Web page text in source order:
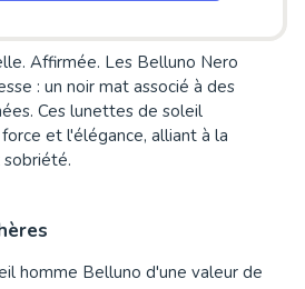
Affirmée. Les Belluno Nero
: un noir mat associé à des
Ces lunettes de soleil
et l'élégance, alliant à la
homme Belluno d'une valeur de